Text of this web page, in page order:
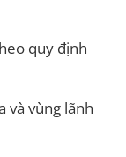
quy định
và vùng lãnh